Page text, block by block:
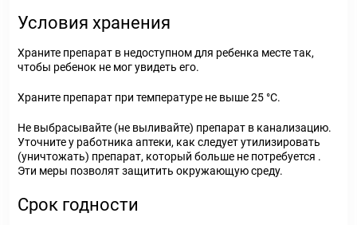
Условия хранения
Храните препарат в недоступном для ребенка месте так,
чтобы ребенок не мог увидеть его.
Храните препарат при температуре не выше 25 °С.
Не выбрасывайте (не выливайте) препарат в канализацию.
Уточните у работника аптеки, как следует утилизировать
(уничтожать) препарат, который больше не потребуется .
Эти меры позволят защитить окружающую среду.
Срок годности